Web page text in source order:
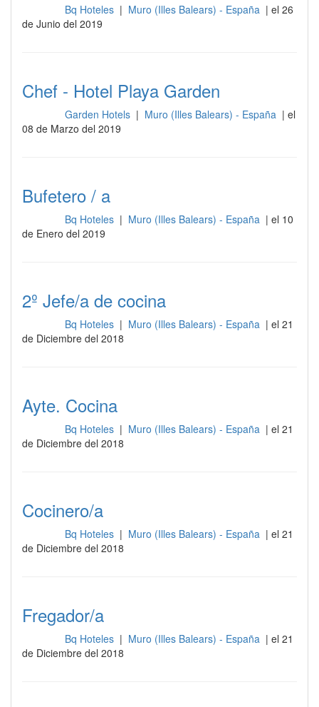
Bq Hoteles | Muro (Illes Balears) - España | el 26
de Junio del 2019
Chef - Hotel Playa Garden
Garden Hotels | Muro (Illes Balears) - España | el
08 de Marzo del 2019
Bufetero / a
Bq Hoteles | Muro (Illes Balears) - España | el 10
de Enero del 2019
2º Jefe/a de cocina
Bq Hoteles | Muro (Illes Balears) - España | el 21
de Diciembre del 2018
Ayte. Cocina
Bq Hoteles | Muro (Illes Balears) - España | el 21
de Diciembre del 2018
Cocinero/a
Bq Hoteles | Muro (Illes Balears) - España | el 21
de Diciembre del 2018
Fregador/a
Bq Hoteles | Muro (Illes Balears) - España | el 21
de Diciembre del 2018